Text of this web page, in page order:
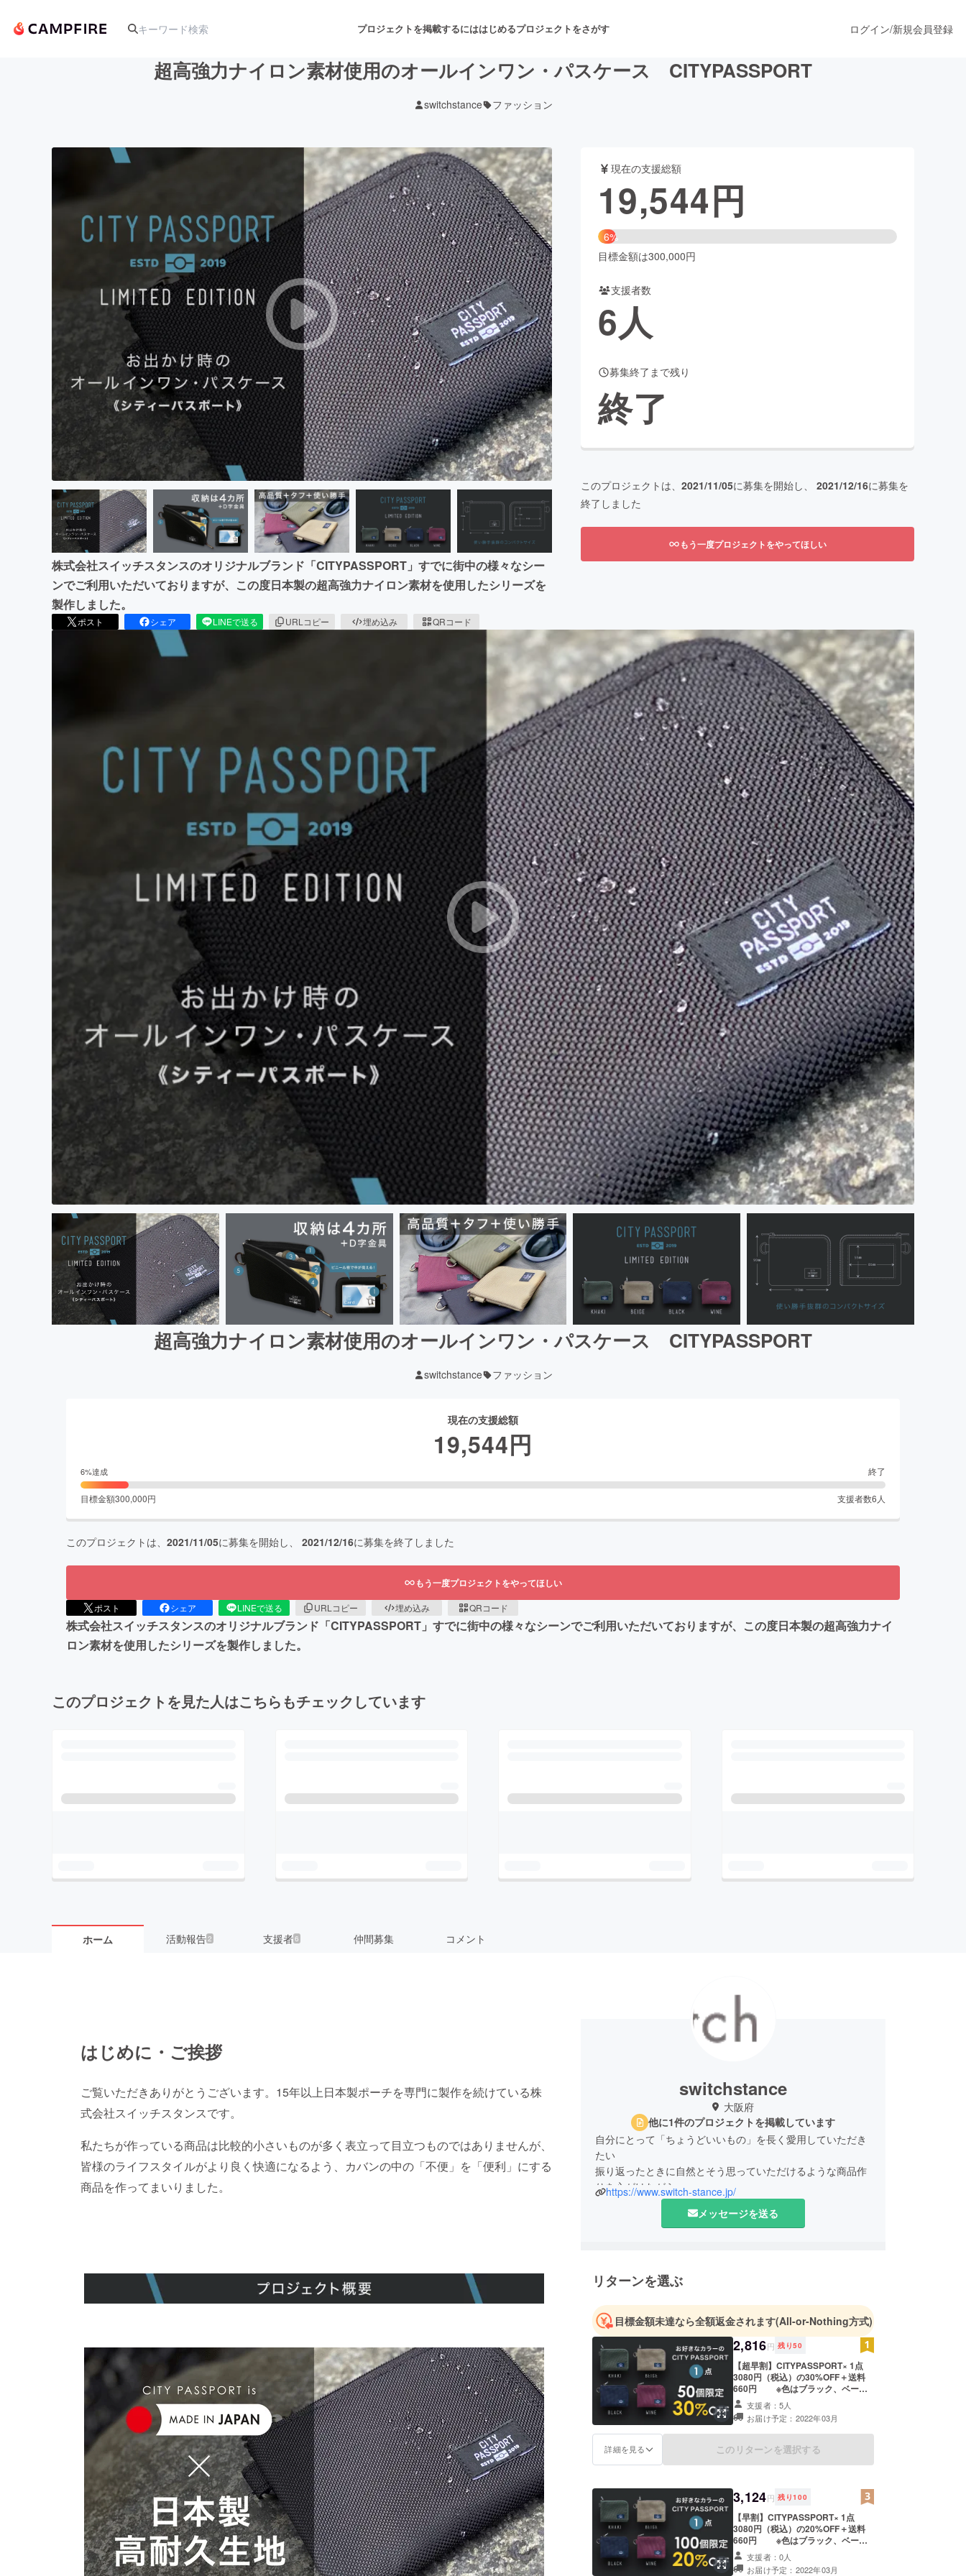
プロジェクトを掲載するにははじめるプロジェクトをさがす
音楽 舞台・パフォーマンス
テクノロジー・ガジェット ゲーム・サービス開発 フード・飲食店 ファッション
映像・映画 書籍・雑誌出版 アニメ・漫画
ビジネス・起業 チャレンジ ビューティー・ヘルスケア
まちづくり・地域活性化
CAMPFIRE for Social GoodCAMPFIRE Creation
CAMPFIREふるさと納税machi-yaコミュニティ
ログイン/新規会員登録
超高強力ナイロン素材使用のオールインワン・パスケース CITYPASSPORT
switchstance ファッション
株式会社スイッチスタンスのオリジナルブランド「CITYPASSPORT」すでに街中の様々なシー
ンでご利用いただいておりますが、この度日本製の超高強力ナイロン素材を使用したシリーズを
製作しました。
ポスト シェア LINEで送る URLコピー 埋め込み QRコード
現在の支援総額
19,544円
6%
目標金額は300,000円
支援者数
6人
募集終了まで残り
終了
このプロジェクトは、 2021/11/05に募集を開始し、 2021/12/16に募集を
終了しました
もう一度プロジェクトをやってほしい
超高強力ナイロン素材使用のオールインワン・パスケース CITYPASSPORT
switchstance ファッション
現在の支援総額
19,544円
6%達成 終了
目標金額300,000円 支援者数6 人
このプロジェクトは、 2021/11/05に募集を開始し、 2021/12/16に募集を終了しました
もう一度プロジェクトをやってほしい
ポスト シェア LINEで送る URLコピー 埋め込み QRコード
株式会社スイッチスタンスのオリジナルブランド「CITYPASSPORT」すでに街中の様々なシーンでご利用いただいておりますが、この度日本製の超高強力ナイ
ロン素材を使用したシリーズを製作しました。
このプロジェクトを見た人はこちらもチェックしています
ホーム 活動報告2 支援者6 仲間募集 コメント
はじめに・ご挨拶
ご覧いただきありがとうございます。15年以上日本製ポーチを専門に製作を続けている株
式会社スイッチスタンスです。
私たちが作っている商品は比較的小さいものが多く表立って目立つものではありませんが、
皆様のライフスタイルがより良く快適になるよう、カバンの中の「不便」を「便利」にする
商品を作ってまいりました。
switchstance
大阪府
他に1件のプロジェクトを掲載しています
自分にとって「ちょうどいいもの」を長く愛用していただき
たい
振り返ったときに自然とそう思っていただけるような商品作
りを心がけながら、
https://www.switch-stance.jp/
メッセージを送る
リターンを選ぶ
目標金額未達なら全額返金されます(All-or-Nothing方式)
2,816円 残り50
【超早割】CITYPASSPORT× 1点
3080円（税込）の30%OFF＋送料
660円 ※色はブラック、ベー
ジュ、カーキ、ワインレッドの4色
からお選びいただけます。 ※デ
ザイン・仕様は変更になる可能性も
ございます。ご了承ください。
※ご注文状況、使用部材の供給状
況、製造工程上の都合等により出荷
時期が遅れる場合があります。
支援者：5人
お届け予定：2022年03月
詳細を見る このリターンを選択する
3,124円 残り100
【早割】CITYPASSPORT× 1点
3080円（税込）の20%OFF＋送料
660円 ※色はブラック、ベー
ジュ、カーキ、ワインレッドの4色
からお選びいただけます。 ※デ
支援者：0人
お届け予定：2022年03月